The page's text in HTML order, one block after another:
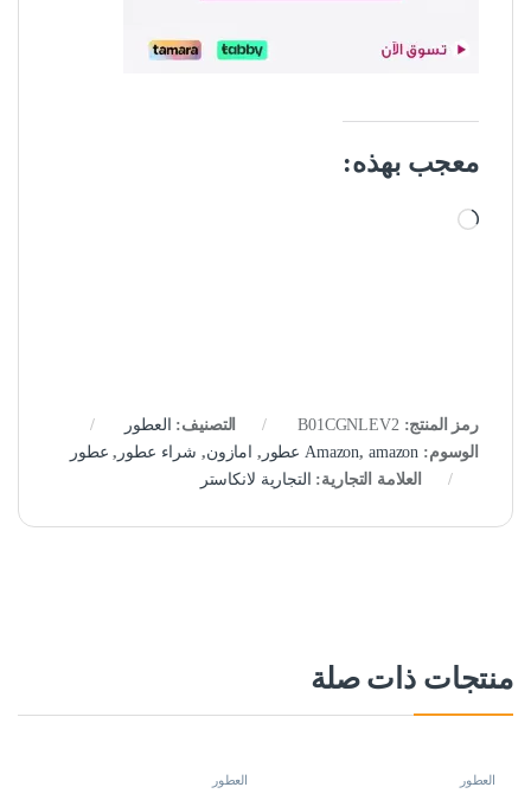
معجب بهذه:
جاري التحميل…
رمز المنتج: B01CGNLEV2 التصنيف: العطور
الوسوم:
Amazon, amazon عطور , امازون, شراء عطور , عطور
العلامة التجارية: التجارية لانكاستر
منتجات ذات صلة
العطور العطور